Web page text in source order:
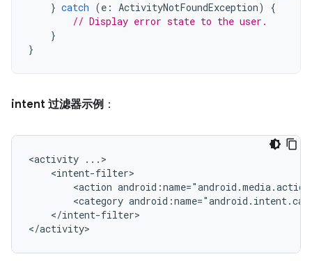
} catch (e : ActivityNotFoundException)
{
// Display error state to the user.
}
}
intent 过滤器示例 ：
<activity
<action
<category
</intent-filter>
</activity>